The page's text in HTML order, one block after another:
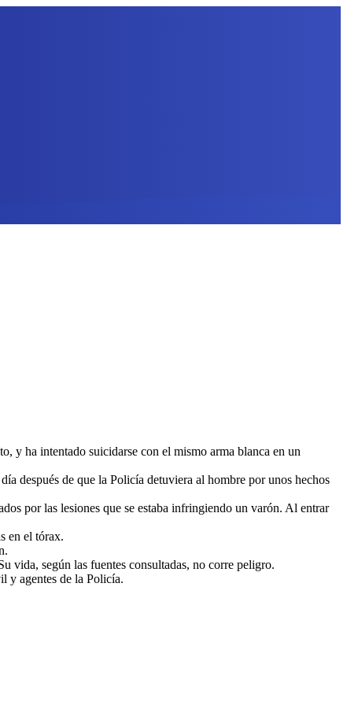
y ha intentado suicidarse con el mismo arma blanca en un
después de que la Policía detuviera al hombre por unos hechos
por las lesiones que se estaba infringiendo un varón. Al entrar
en el tórax.
vida, según las fuentes consultadas, no corre peligro.
y agentes de la Policía.